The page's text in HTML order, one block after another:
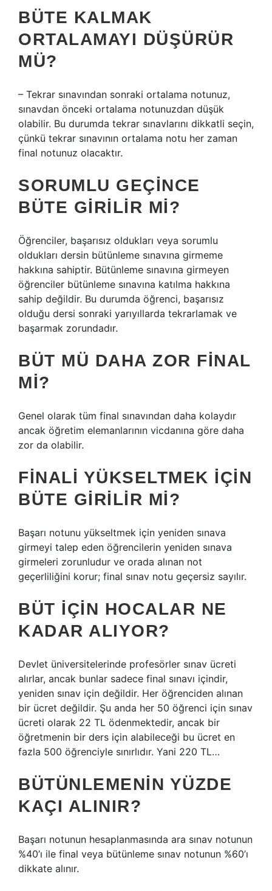
BÜTE KALMAK
ORTALAMAYI DÜŞÜRÜR
MÜ?
– Tekrar sınavından sonraki ortalama notunuz,
sınavdan önceki ortalama notunuzdan düşük
olabilir. Bu durumda tekrar sınavlarını dikkatli seçin,
çünkü tekrar sınavının ortalama notu her zaman
final notunuz olacaktır.
SORUMLU GEÇINCE
BÜTE GIRILIR MI?
Öğrenciler, başarısız oldukları veya sorumlu
oldukları dersin bütünleme sınavına girmeme
hakkına sahiptir. Bütünleme sınavına girmeyen
öğrenciler bütünleme sınavına katılma hakkına
sahip değildir. Bu durumda öğrenci, başarısız
olduğu dersi sonraki yarıyıllarda tekrarlamak ve
başarmak zorundadır.
BÜT MÜ DAHA ZOR FINAL
MI?
Genel olarak tüm final sınavından daha kolaydır
ancak öğretim elemanlarının vicdanına göre daha
zor da olabilir.
FINALI YÜKSELTMEK IÇIN
BÜTE GIRILIR MI?
Başarı notunu yükseltmek için yeniden sınava
girmeyi talep eden öğrencilerin yeniden sınava
girmeleri zorunludur ve orada alınan not
geçerliliğini korur; final sınav notu geçersiz sayılır.
BÜT IÇIN HOCALAR NE
KADAR ALIYOR?
Devlet üniversitelerinde profesörler sınav ücreti
alırlar, ancak bunlar sadece final sınavı içindir,
yeniden sınav için değildir. Her öğrenciden alınan
bir ücret değildir. Şu anda her 50 öğrenci için sınav
ücreti olarak 22 TL ödenmektedir, ancak bir
öğretmenin bir ders için alabileceği bu ücret en
fazla 500 öğrenciyle sınırlıdır. Yani 220 TL…
BÜTÜNLEMENIN YÜZDE
KAÇI ALINIR?
Başarı notunun hesaplanmasında ara sınav notunun
%40’ı ile final veya bütünleme sınav notunun %60’ı
dikkate alınır.